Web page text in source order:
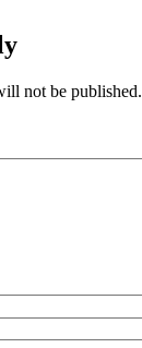
not be published.